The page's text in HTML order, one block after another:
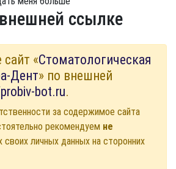
ссылке
«Стоматологическая
Дент» по внешней
bot.ru.
за содержимое сайта
рекомендуем не
своих личных данных на сторонних